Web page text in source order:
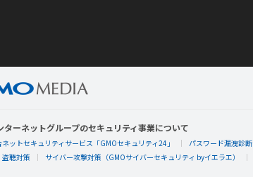
ターネットグループのセキュリティ事業について
ットセキュリティサービス「GMOセキュリティ24」 パスワード漏洩診断
聴対策
サイバー攻撃対策（GMOサイバーセキュリティ byイエラエ）